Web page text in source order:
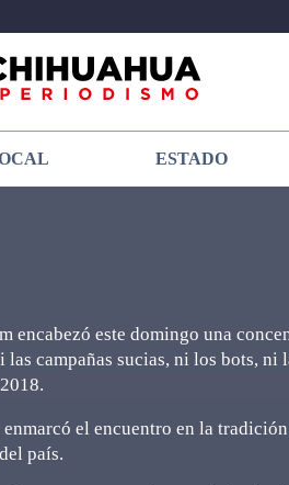
ESTADO
encabezó este domingo una
campañas sucias, ni los bots,
el encuentro en la
país.